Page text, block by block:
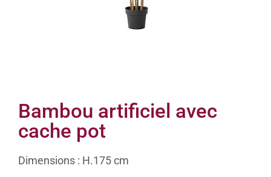
Bambou artificiel avec
cache pot
Dimensions : H.175 cm